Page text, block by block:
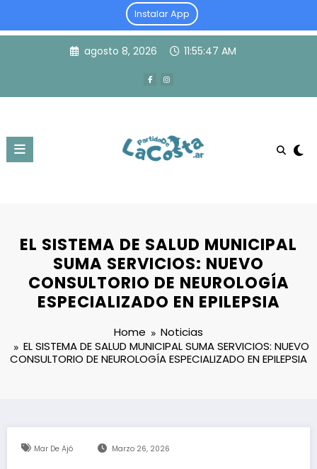
Instalar App
agosto 8, 2026 11:55:48 AM
EL SISTEMA DE SALUD MUNICIPAL
SUMA SERVICIOS: NUEVO
CONSULTORIO DE NEUROLOGÍA
ESPECIALIZADO EN EPILEPSIA
Home
Noticias
EL SISTEMA DE SALUD MUNICIPAL SUMA SERVICIOS: NUEVO
CONSULTORIO DE NEUROLOGÍA ESPECIALIZADO EN EPILEPSIA
Mar De Ajó Marzo 26, 2026